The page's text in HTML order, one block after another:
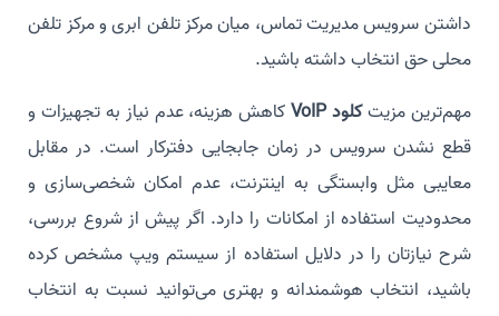
داشتن سرویس مدیریت تماس، میان مرکز تلفن ابری و مرکز تلفن
محلی حق انتخاب داشته باشید.
مهم‌ترین مزیتکلودVoIPکاهش هزینه، عدم نیاز به تجهیزات و
قطع نشدن سرویس در زمان جابجایی دفترکار است. در مقابل
معایبی مثل وابستگی به اینترنت، عدم امکان شخصی‌سازی و
محدودیت استفاده از امکانات را دارد. اگر پیش از شروع بررسی،
شرح نیازتان را در دلایل استفاده از سیستم ویپ مشخص کرده
باشید، انتخاب هوشمندانه و بهتری می‌توانید نسبت به انتخاب